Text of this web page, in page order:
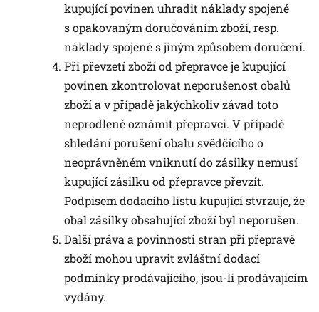
kupující povinen uhradit náklady spojené
s opakovaným doručováním zboží, resp.
náklady spojené s jiným způsobem doručení.
Při převzetí zboží od přepravce je kupující
povinen zkontrolovat neporušenost obalů
zboží a v případě jakýchkoliv závad toto
neprodleně oznámit přepravci. V případě
shledání porušení obalu svědčícího o
neoprávněném vniknutí do zásilky nemusí
kupující zásilku od přepravce převzít.
Podpisem dodacího listu kupující stvrzuje, že
obal zásilky obsahující zboží byl neporušen.
Další práva a povinnosti stran při přepravě
zboží mohou upravit zvláštní dodací
podmínky prodávajícího, jsou-li prodávajícím
vydány.